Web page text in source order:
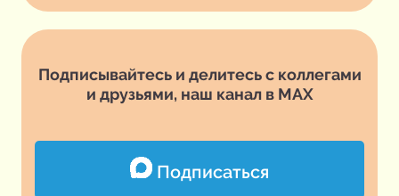
Подписывайтесь и делитесь с коллегами
и друзьями, наш канал в MAX
Подписаться